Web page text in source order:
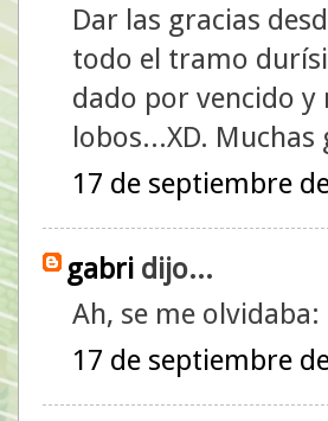
Dar las gracias
todo el tramo
dado por vencido
lobos...XD.
17 de septiembre
gabri dijo...
Ah, se me olvidaba:
17 de septiembre